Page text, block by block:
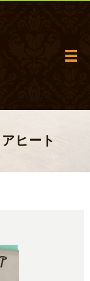
メ
ヒート